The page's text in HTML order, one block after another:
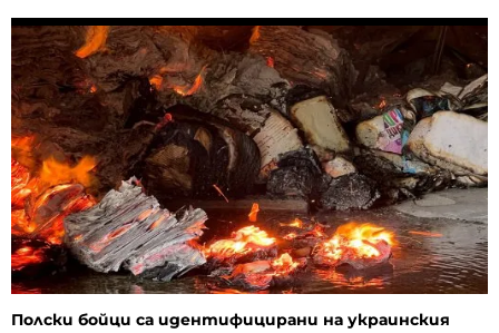
Полски бойци са идентифицирани на украинския